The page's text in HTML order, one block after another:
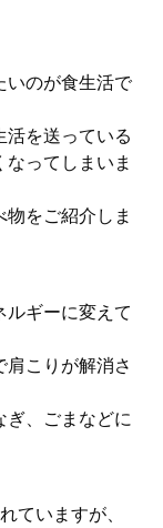
いのが食生活で
活を送っている
ってしまいま
をご紹介しま
ルギーに変えて
こりが解消さ
ぎ、ごまなどに
ていますが、